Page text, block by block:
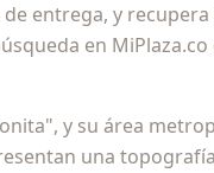
entrega, y
en
y su área
una